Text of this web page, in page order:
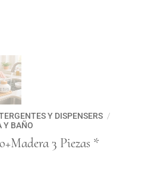
Y DISPENSERS /
Y BAÑO
3 Piezas *